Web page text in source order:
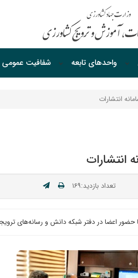
واحدهای‌ تابعه شفافیت‌ عمومی
انتشارات
انتشارات
تعداد بازدید:۱۶۹
اعضا در دفتر شبکه دانش و رسانه‌های